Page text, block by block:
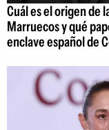
Cuál es el origen de
Marruecos y qué
enclave español de